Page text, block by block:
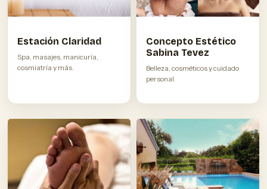
Estación Claridad
Spa, masajes, manicuría,
cosmiatría y más.
Concepto Estético
Sabina Tevez
Belleza, cosméticos y cuidado
personal.